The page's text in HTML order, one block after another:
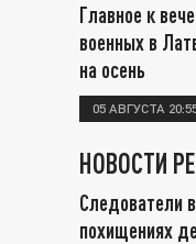
Главное к
военных в
на осень
05 АВГУСТА
НОВОСТИ
Следователи
похищениях